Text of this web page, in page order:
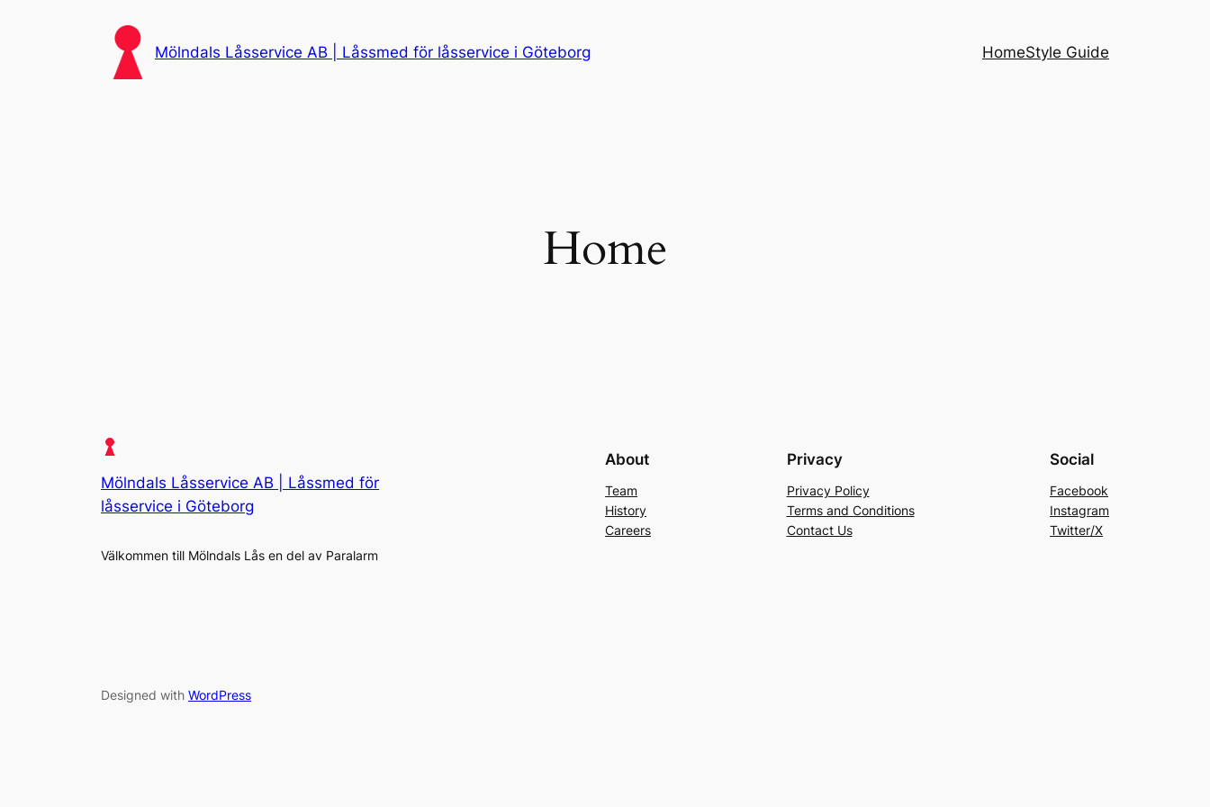
Mölndals Låsservice AB | Låssmed för låsservice i Göteborg HomeStyle Guide
Home
Mölndals Låsservice AB | Låssmed för
låsservice i Göteborg
Välkommen till Mölndals Lås en del av Paralarm
About
Team
History
Careers
Privacy
Privacy Policy
Terms and Conditions
Contact Us
Social
Facebook
Instagram
Twitter/X
Designed with WordPress